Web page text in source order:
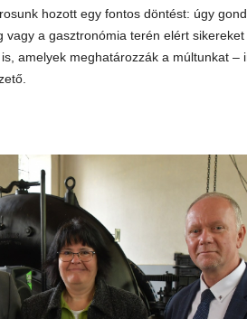
hozott egy fontos döntést: úgy
a gasztronómia terén elért sikereket
amelyek meghatározzák a múltunkat –